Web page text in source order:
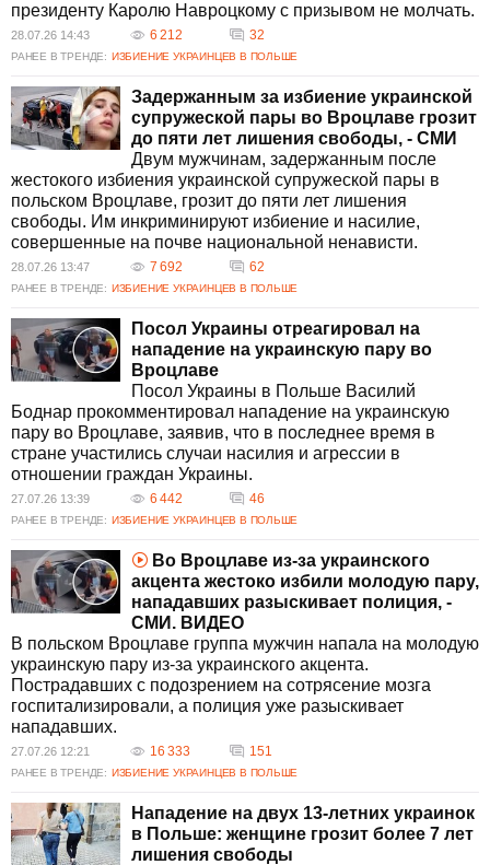
президенту Каролю Навроцкому с призывом не молчать.
28.07.26 14:43 6 212 32
РАНЕЕ В ТРЕНДЕ: ИЗБИЕНИЕ УКРАИНЦЕВ В ПОЛЬШЕ
Задержанным за избиение украинской
супружеской пары во Вроцлаве грозит
до пяти лет лишения свободы, - СМИ
Двум мужчинам, задержанным после
жестокого избиения украинской супружеской пары в
польском Вроцлаве, грозит до пяти лет лишения
свободы. Им инкриминируют избиение и насилие,
совершенные на почве национальной ненависти.
28.07.26 13:47 7 692 62
РАНЕЕ В ТРЕНДЕ: ИЗБИЕНИЕ УКРАИНЦЕВ В ПОЛЬШЕ
Посол Украины отреагировал на
нападение на украинскую пару во
Вроцлаве
Посол Украины в Польше Василий
Боднар прокомментировал нападение на украинскую
пару во Вроцлаве, заявив, что в последнее время в
стране участились случаи насилия и агрессии в
отношении граждан Украины.
27.07.26 13:39 6 442 46
РАНЕЕ В ТРЕНДЕ: ИЗБИЕНИЕ УКРАИНЦЕВ В ПОЛЬШЕ
Во Вроцлаве из-за украинского
акцента жестоко избили молодую пару,
нападавших разыскивает полиция, -
СМИ. ВИДЕО
В польском Вроцлаве группа мужчин напала на молодую
украинскую пару из-за украинского акцента.
Пострадавших с подозрением на сотрясение мозга
госпитализировали, а полиция уже разыскивает
нападавших.
27.07.26 12:21 16 333 151
РАНЕЕ В ТРЕНДЕ: ИЗБИЕНИЕ УКРАИНЦЕВ В ПОЛЬШЕ
Нападение на двух 13-летних украинок
в Польше: женщине грозит более 7 лет
лишения свободы